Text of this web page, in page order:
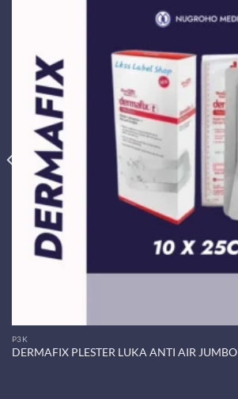
P3K
DERMAFIX PLESTER LUKA ANTI AIR JUMBO